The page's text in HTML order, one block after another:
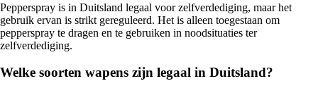
Pepperspray is in Duitsland legaal voor zelfverdediging, maar het
gebruik ervan is strikt gereguleerd. Het is alleen toegestaan om
pepperspray te dragen en te gebruiken in noodsituaties ter
zelfverdediging.
Welke soorten wapens zijn legaal in Duitsland?